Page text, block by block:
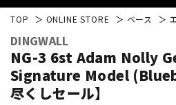
エレキギター
TOP ONLINE STORE ベース
DINGWALL
NG-3 6st Adam Nolly
Signature Model
尽くしセール】